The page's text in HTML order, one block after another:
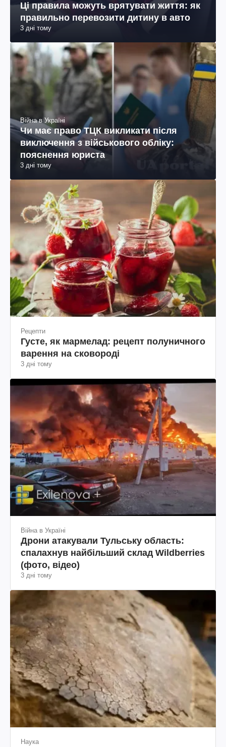
Ці правила можуть врятувати життя: як
правильно перевозити дитину в авто
3 дні тому
Війна в Україні
Чи має право ТЦК викликати після
виключення з військового обліку:
пояснення юриста
3 дні тому
Рецепти
Густе, як мармелад: рецепт полуничного
варення на сковороді
3 дні тому
Війна в Україні
Дрони атакували Тульську область:
спалахнув найбільший склад Wildberries
(фото, відео)
3 дні тому
Наука